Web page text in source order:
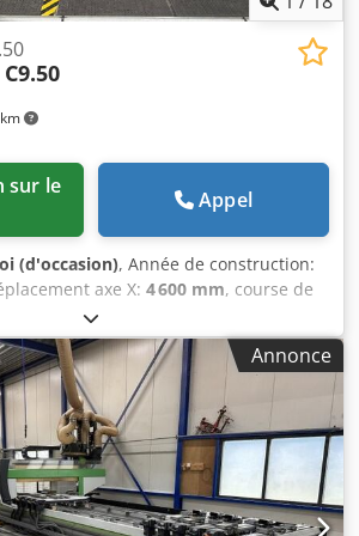
Appel
(d'occasion), Année de construction:
axe X: 4 600 mm, course de
, course de déplacement axe Z:
Biesse Rover C9.50 à 5 axes a été
Elle dispose d'une grande surface de
Y=1935 mm, Z=275 mm), d'un système
et d'une unité de commande
axes. La machine est équipée d'un
d'un convoyeur pour l'évacuation des
de refroidissement par liquide. Si
des capacités d'usinage CNC de
Annonce